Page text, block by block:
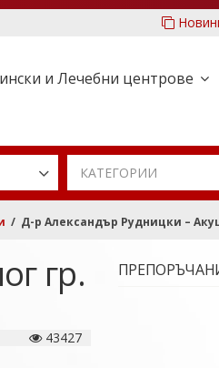
и Лечебни центрове
КАТЕГОРИИ
/ Д-р Александър Рудницки –
гр.
43427